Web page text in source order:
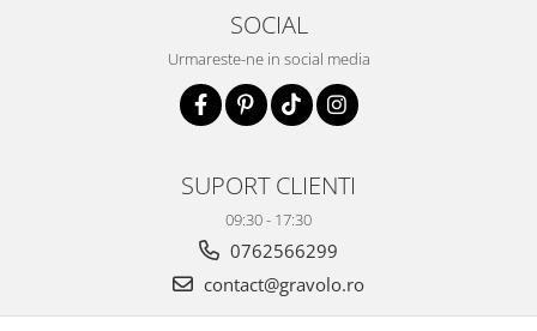
SOCIAL
Urmareste-ne in social media
SUPORT CLIENTI
09:30 - 17:30
0762566299
contact@gravolo.ro